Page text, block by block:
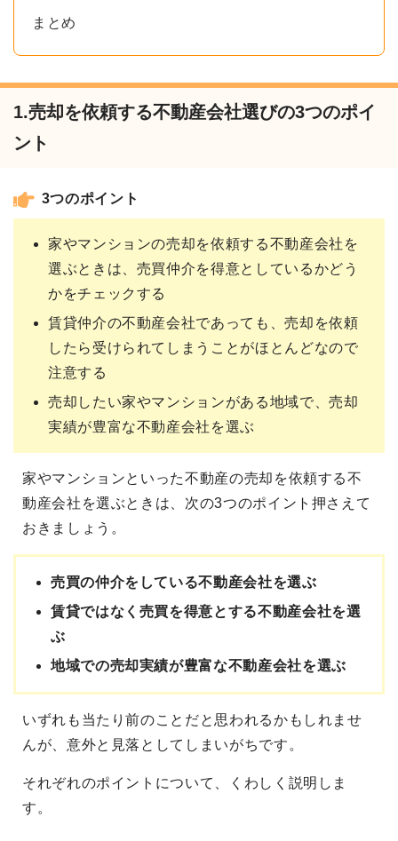
まとめ
1.売却を依頼する不動産会社選びの3つのポイ
ント
3つのポイント
家やマンションの売却を依頼する不動産会社を
選ぶときは、売買仲介を得意としているかどう
かをチェックする
賃貸仲介の不動産会社であっても、売却を依頼
したら受けられてしまうことがほとんどなので
注意する
売却したい家やマンションがある地域で、売却
実績が豊富な不動産会社を選ぶ
家やマンションといった不動産の売却を依頼する不
動産会社を選ぶときは、次の3つのポイント押さえて
おきましょう。
売買の仲介をしている不動産会社を選ぶ
賃貸ではなく売買を得意とする不動産会社を選
ぶ
地域での売却実績が豊富な不動産会社を選ぶ
いずれも当たり前のことだと思われるかもしれませ
んが、意外と見落としてしまいがちです。
それぞれのポイントについて、くわしく説明しま
す。